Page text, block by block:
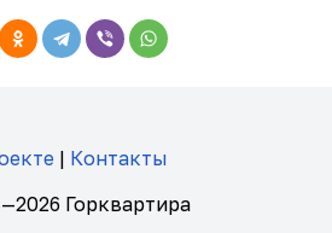
| Контакты
Горквартира